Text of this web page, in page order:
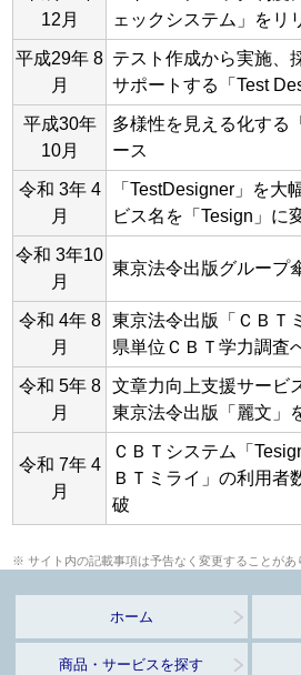
12月
ェックシステム」をリ
平成29年 8
月
テスト作成から実施、
サポートする「Test
平成30年
10月
多様性を見える化する
ース
令和 3年 4
月
「TestDesigner」を大
ビス名を「Tesign」に
令和 3年10
月
東京法令出版グループ
令和 4年 8
月
東京法令出版「ＣＢ
県単位ＣＢＴ学力調査
令和 5年 8
月
文章力向上支援サービ
東京法令出版「麗文」
令和 7年 4
月
ＣＢＴシステム「
ＢＴミライ」の利用者
破
※ サイト内の記載事項は予告なく変更することがあ
ホーム
商品・サービスを探す